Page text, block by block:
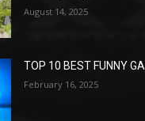
August 14, 2025
TOP 10 BEST FUNNY
February 16, 2025